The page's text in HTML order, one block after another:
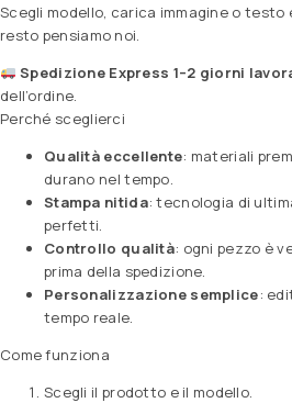
Scegli modello, carica immagine o testo
resto pensiamo noi.
Spedizione Express 1–2 giorni
dell’ordine.
Perché sceglierci
Qualità eccellente: materiali
durano nel tempo.
Stampa nitida: tecnologia di
perfetti.
Controllo qualità: ogni pezzo è
prima della spedizione.
Personalizzazione semplice:
tempo reale.
Come funziona
Scegli il prodotto e il modello.